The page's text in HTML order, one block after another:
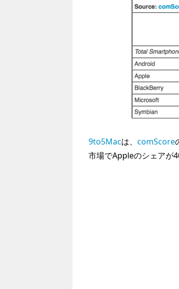
9to5Macは、 comScore
市場でAppleのシェアが